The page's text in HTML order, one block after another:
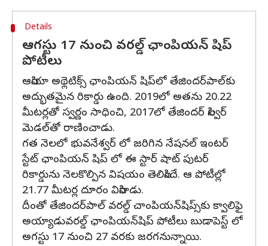
Details
ఆగస్టు 17 నుంచి వరల్డ్ ఛాంపియన్ షిప్
పోటీలు
ఆసియా అథ్లెటిక్స్ ఛాంపియన్ షిప్‌లో తేజిందర్‌పాల్‌కు
అద్భుతమైన రికార్డు ఉంది. 2019లో అత‌ను 20.22
మీట‌ర్ల‌తో స్వ‌ర్ణం సాధించి, 2017లో తేజింద‌ర్ సిల్వ‌ర్
మెడ‌ల్‌తో రాణించాడు.
గత నెలలో భువనేశ్వర్ లో జరిగిన నేషనల్ ఇంటర్
స్టేట్ ఛాంపియన్ షిప్ లో ఈ స్టార్ షాట్ పుటర్
రికార్డును నెలకొల్పిన విషయం తెలిసిందే. ఆ పోటీల్లో
21.77 మీట‌ర్ల దూరం విసిరాడు.
దీంతో తేజింద‌ర్‌పాల్ వ‌ర‌ల్డ్ చాంపియ‌న్‌షిప్స్‌కు క్వాలిఫై
అయ్యాడువ‌ర‌ల్డ్ ఛాంపియ‌న్‌షిప్ పోటీలు బుడాపెస్ట్ లో
అగస్టు 17 నుంచి 27 వరకు జరగనున్నాయి.